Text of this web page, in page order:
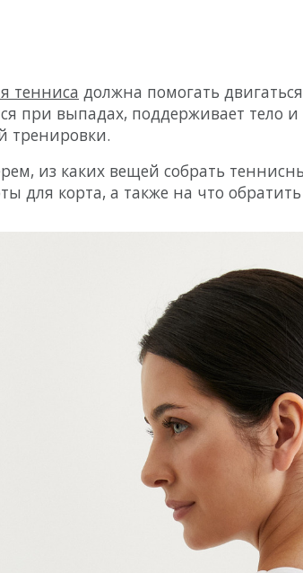
Motion collection
Fauna collection Satin Base
Accent collection Power
тенниса должна помогать
при выпадах, поддерживает тело
тренировки.
из каких вещей собрать
для корта, а также на что